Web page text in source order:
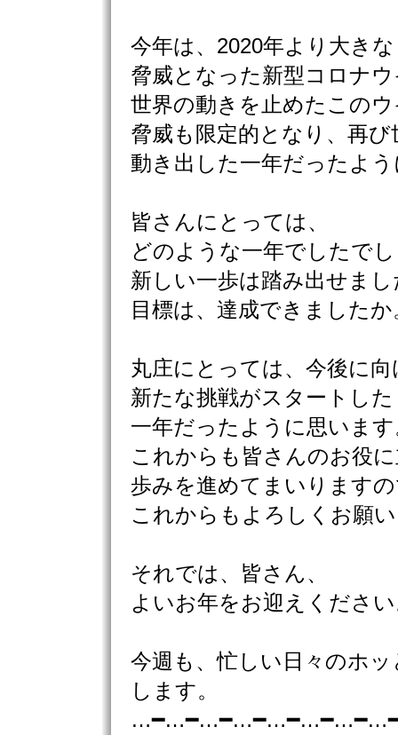
今年は、2020年より大きな
脅威となった新型コロナ
世界の動きを止めたこの
脅威も限定的となり、再び
動き出した一年だったよ
皆さんにとっては、
どのような一年でしたで
新しい一歩は踏み出せま
目標は、達成できましたか
丸庄にとっては、今後に向
新たな挑戦がスタートした
一年だったように思います
これからも皆さんのお役
歩みを進めてまいります
これからもよろしくお願
それでは、皆さん、
よいお年をお迎えくださ
今週も、忙しい日々のホ
します。